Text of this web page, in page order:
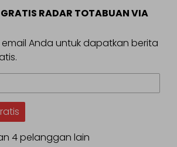
RADAR TOTABUAN VIA
Anda untuk dapatkan berita
4 pelanggan lain